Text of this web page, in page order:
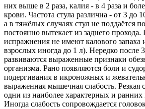
них выше в 2 раза, калия - в 4 раза и
крови. Частота стула различна - от 3 до
а в тяжёлых случаях стул не поддаётся
постоянно вытекает из заднего прохода.
испражнения не имеют калового запаха
взрослых иногда до 1 л). Нередко после
развиваются выраженные признаки
организма. Рано появляются боли и
подергивания в икроножных и
выраженная мышечная слабость. Резкая
одни из наиболее характерных и ранних
Иногда слабость сопровождается